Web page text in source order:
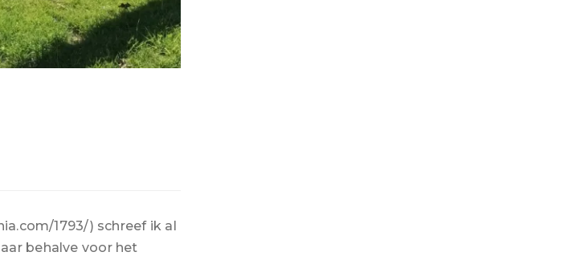
1793/) schreef ik al
behalve voor het